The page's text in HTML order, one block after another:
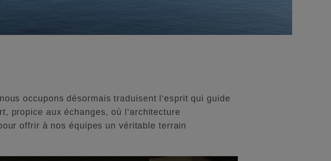
occupons désormais traduisent l’esprit qui guide
propice aux échanges, où l’architecture
offrir à nos équipes un véritable terrain